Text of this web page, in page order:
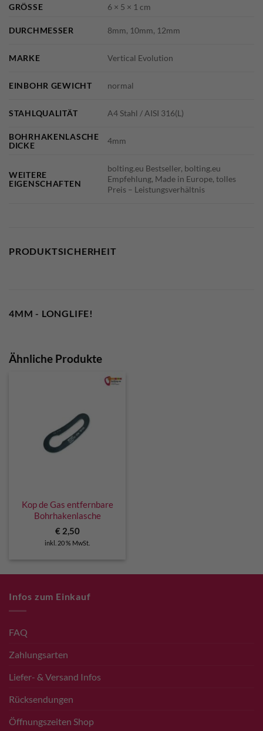
GRÖSSE
6 × 5 × 1 cm
DURCHMESSER 8mm, 10mm, 12mm
MARKE Vertical Evolution
EINBOHR GEWICHT normal
STAHLQUALITÄT A4 Stahl / AISI 316(L)
BOHRHAKENLASCHE
DICKE
4mm
WEITERE
EIGENSCHAFTEN
bolting.eu Bestseller, bolting.eu
Empfehlung, Made in Europe, tolles
Preis – Leistungsverhältnis
PRODUKTSICHERHEIT
4MM - LONGLIFE!
Ähnliche Produkte
Kop de Gas entfernbare
Bohrhakenlasche
€2,50
inkl. 20 % MwSt.
Infos zum Einkauf
FAQ
Zahlungsarten
Liefer- & Versand Infos
Rücksendungen
Öffnungszeiten Shop